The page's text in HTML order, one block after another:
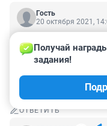
Гость
20 октября 2021,
вопрос диспетчера
Если нет, то:
до свидания".
добровольно. Вы же
ОТВЕТИТЬ
Получай
задания!